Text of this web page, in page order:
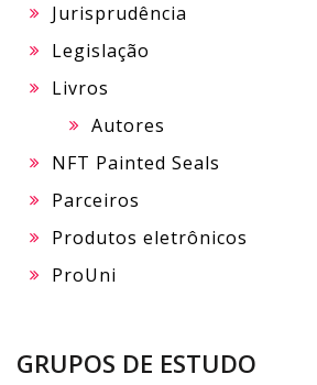
Jurisprudência
Legislação
Livros
Autores
NFT Painted Seals
Parceiros
Produtos eletrônicos
ProUni
GRUPOS DE ESTUDO